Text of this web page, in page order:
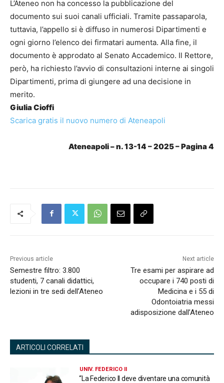
L’Ateneo non ha concesso la pubblicazione del
documento sui suoi canali ufficiali. Tramite passaparola,
tuttavia, l’appello si è diffuso in numerosi Dipartimenti e
ogni giorno l’elenco dei firmatari aumenta. Alla fine, il
documento è approdato al Senato Accademico. Il Rettore,
però, ha richiesto l’avvio di consultazioni interne ai singoli
Dipartimenti, prima di giungere ad una decisione in
merito.
Giulia Cioffi
Scarica gratis il nuovo numero di Ateneapoli
Ateneapoli – n. 13-14 – 2025 – Pagina 4
Previous article
Semestre filtro: 3.800
studenti, 7 canali didattici,
lezioni in tre sedi dell’Ateneo
Next article
Tre esami per aspirare ad
occupare i 740 posti di
Medicina e i 55 di
Odontoiatria messi
adisposizione dall’Ateneo
ARTICOLI CORRELATI
UNIV. FEDERICO II
“La Federico II deve diventare una comunità